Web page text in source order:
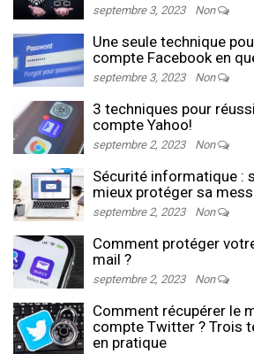
septembre 3, 2023 Non
Une seule technique
compte Facebook en
septembre 3, 2023 Non
3 techniques pour
compte Yahoo!
septembre 2, 2023 Non
Sécurité informatique :
mieux protéger sa
septembre 2, 2023 Non
Comment protéger
mail ?
septembre 2, 2023 Non
Comment récupérer le
compte Twitter ? Trois
en pratique